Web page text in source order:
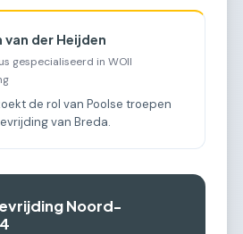
van der Heijden
gespecialiseerd in WOII
de rol van Poolse troepen
van Breda.
Noord-